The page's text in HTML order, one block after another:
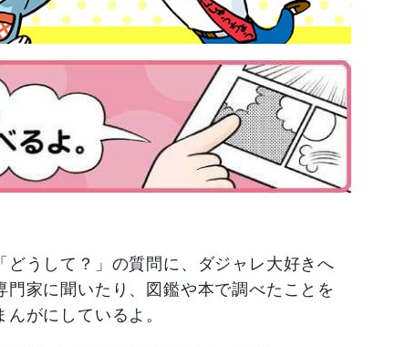
うして？」の質問に、ダジャレ大好きへ
家に聞いたり、図鑑や本で調べたことを
がにしているよ。